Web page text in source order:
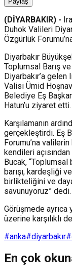
(DİYARBAKIR) -
Duhok Valileri
Özgürlük
Diyarbakır
Toplumsal Barış
Diyarbakır’a
Valisi Ümid
Belediye Eş
Hatun’u ziyaret etti.
Karşılamanın
gerçekleştirdi. Eş
Forumu’na valilerin
kendileri
Bucak,
barışı, kardeşliği
birlikteliğini ve
savunuyoruz” dedi.
Görüşmede
üzerine karşılıklı
#anka#diyarbakır
En çok